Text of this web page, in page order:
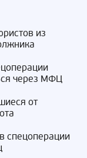
из
через МФЦ
от
спецоперации